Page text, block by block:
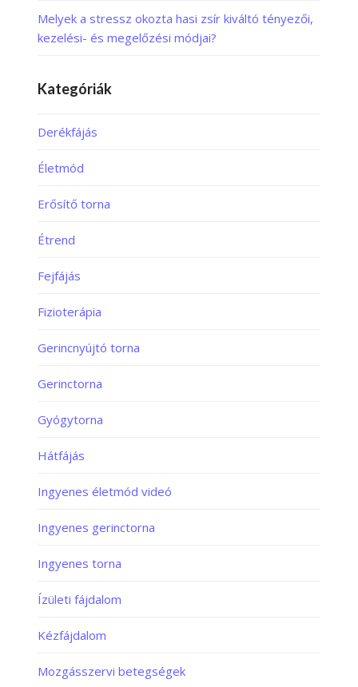
Melyek a stressz okozta hasi zsír kiváltó tényezői,
kezelési- és megelőzési módjai?
Kategóriák
Derékfájás
Életmód
Erősítő torna
Étrend
Fejfájás
Fizioterápia
Gerincnyújtó torna
Gerinctorna
Gyógytorna
Hátfájás
Ingyenes életmód videó
Ingyenes gerinctorna
Ingyenes torna
Ízületi fájdalom
Kézfájdalom
Mozgásszervi betegségek